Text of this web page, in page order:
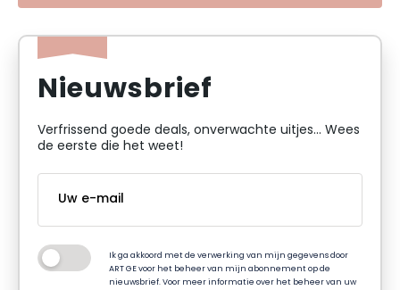
Nieuwsbrief
Verfrissend goede deals, onverwachte uitjes... Wees
de eerste die het weet!
Ik ga akkoord met de verwerking van mijn gegevens door
ART GE voor het beheer van mijn abonnement op de
nieuwsbrief. Voor meer informatie over het beheer van uw